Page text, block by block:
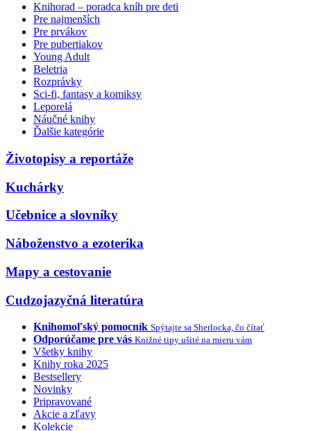
Knihorad – poradca kníh pre deti
Pre najmenších
Pre prvákov
Pre pubertiakov
Young Adult
Beletria
Rozprávky
Sci-fi, fantasy a komiksy
Leporelá
Náučné knihy
Ďalšie kategórie
Životopisy a reportáže
Kuchárky
Učebnice a slovníky
Náboženstvo a ezoterika
Mapy a cestovanie
Cudzojazyčná literatúra
Knihomoľský pomocník Spýtajte sa Sherlocka, čo čítať
Odporúčame pre vás Knižné tipy ušité na mieru vám
Všetky knihy
Knihy roka 2025
Bestsellery
Novinky
Pripravované
Akcie a zľavy
Kolekcie